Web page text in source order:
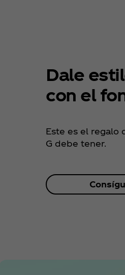
Dale
con el
Este es el regalo
G debe tener.